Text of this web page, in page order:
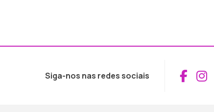
Siga-nos nas redes sociais